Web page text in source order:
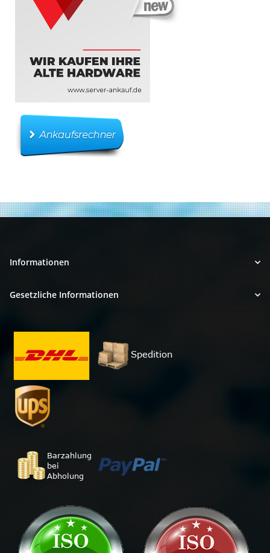
Informationen
Gesetzliche Informationen